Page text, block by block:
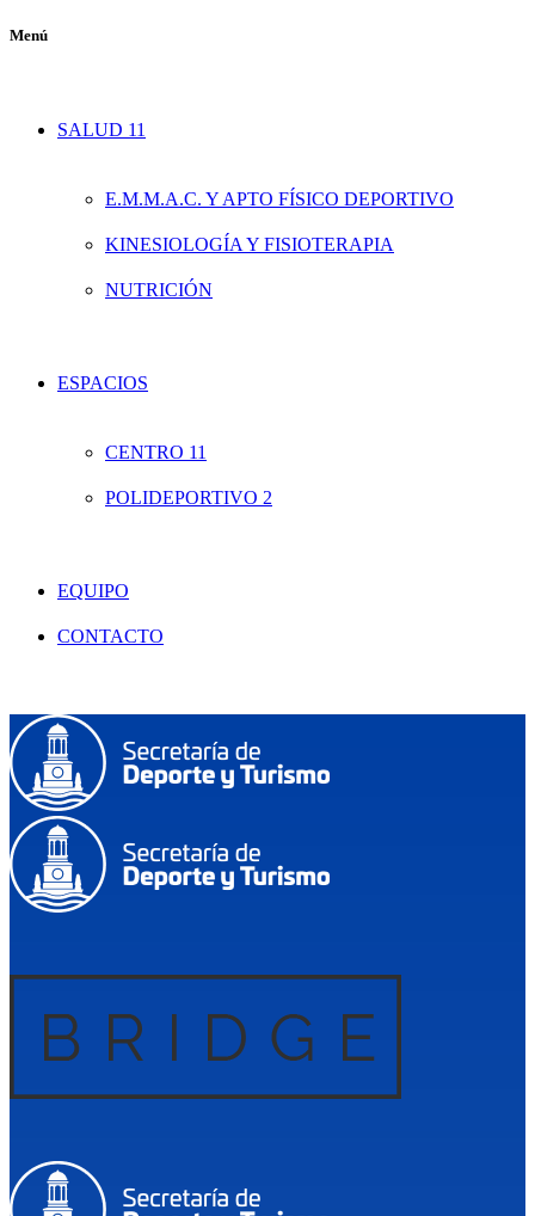
Menú
SALUD 11
E.M.M.A.C. Y APTO FÍSICO DEPORTIVO
KINESIOLOGÍA Y FISIOTERAPIA
NUTRICIÓN
ESPACIOS
CENTRO 11
POLIDEPORTIVO 2
EQUIPO
CONTACTO